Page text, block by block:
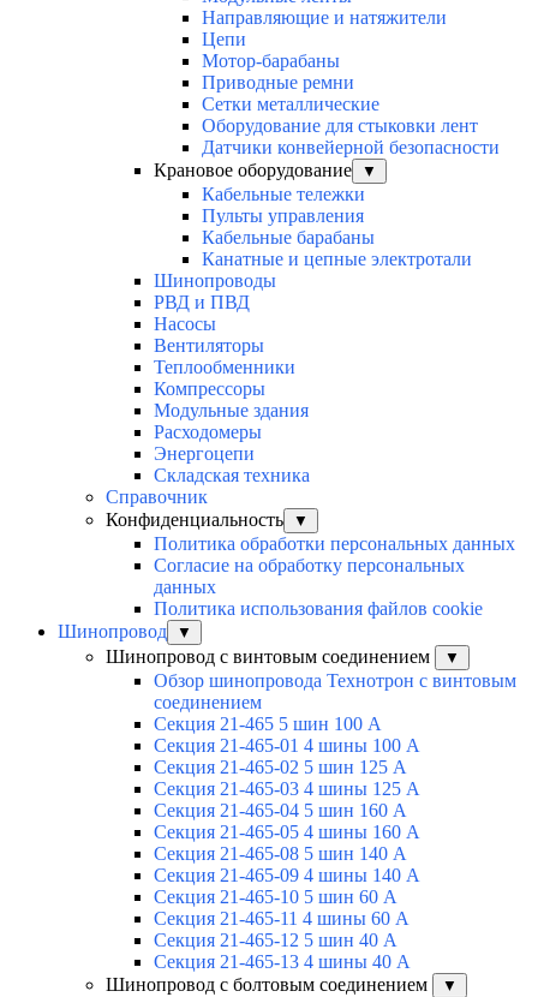
Направляющие и натяжители
Цепи
Мотор-барабаны
Приводные ремни
Сетки металлические
Оборудование для стыковки лент
Датчики конвейерной безопасности
Крановое оборудование
▼
Кабельные тележки
Пульты управления
Кабельные барабаны
Канатные и цепные электротали
Шинопроводы
РВД и ПВД
Насосы
Вентиляторы
Теплообменники
Компрессоры
Модульные здания
Расходомеры
Энергоцепи
Складская техника
Справочник
Конфиденциальность
▼
Политика обработки персональных данных
Согласие на обработку персональных
данных
Политика использования файлов cookie
Шинопровод
▼
Шинопровод с винтовым соединением ▼
Обзор шинопровода Технотрон с винтовым
соединением
Секция 21-465 5 шин 100 А
Секция 21-465-01 4 шины 100 А
Секция 21-465-02 5 шин 125 А
Секция 21-465-03 4 шины 125 А
Секция 21-465-04 5 шин 160 А
Секция 21-465-05 4 шины 160 А
Секция 21-465-08 5 шин 140 А
Секция 21-465-09 4 шины 140 А
Секция 21-465-10 5 шин 60 А
Секция 21-465-11 4 шины 60 А
Секция 21-465-12 5 шин 40 А
Секция 21-465-13 4 шины 40 А
Шинопровод с болтовым соединением
▼